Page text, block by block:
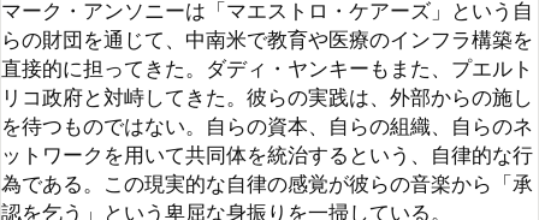
認を乞う」という卑屈な身振りを一掃している。
ここで想起すべきはアントニオ・ネグリとマイケル・ハー
トの論じた『帝国』である。彼らが定義した「帝国」とは
単一国家による支配を超え、メディア、市場、物流、ネッ
トワークを通じて世界を覆う支配の形式を指す。ラテン音
楽が対峙してきたのも、まさにこの遍在する「帝国」であ
った。何が「グローバルスタンダード」として響くかを決
定する回路そのものが帝国の権力装置なのである。